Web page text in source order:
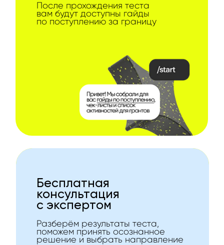
После прохождения теста
вам будут доступны гайды
по поступлению за границу
Бесплатная
консультация
с экспертом
Разберём результаты теста,
поможем принять осознанное
решение и выбрать направление